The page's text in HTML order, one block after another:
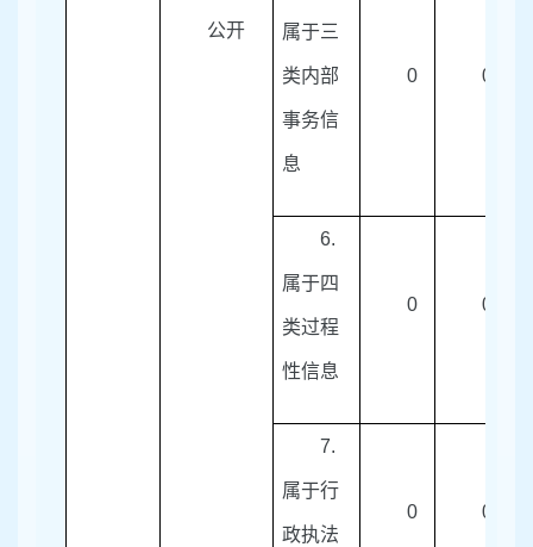
公开 属于三
类内部
事务信
息
0 0
6.
属于四
类过程
性信息
0 0
7.
属于行
政执法
0 0